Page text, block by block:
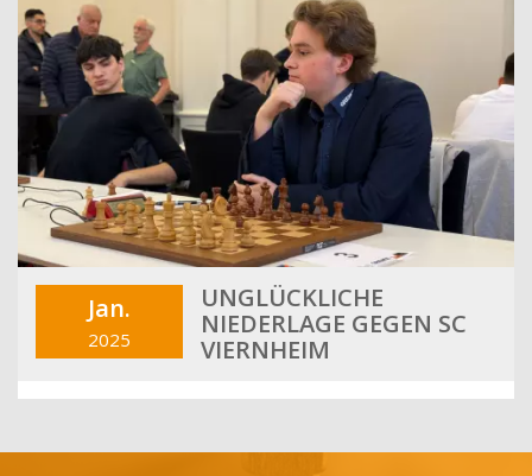
Jan.
2025
UNGLÜCKLICHE
NIEDERLAGE GEGEN SC
VIERNHEIM